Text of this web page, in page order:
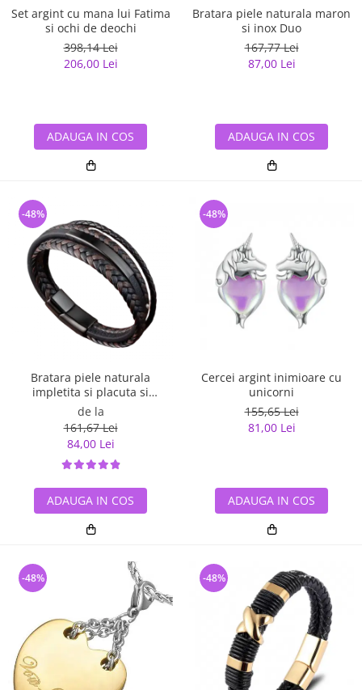
Set argint cu mana lui Fatima
si ochi de deochi
398,14 Lei
206,00 Lei
ADAUGA IN COS
Bratara piele naturala maron
si inox Duo
167,77 Lei
87,00 Lei
ADAUGA IN COS
Bratara piele naturala
impletita si placuta si
inchizatoare din inox
de la
161,67 Lei
84,00 Lei
-48%
ADAUGA IN COS
Cercei argint inimioare cu
unicorni
155,65 Lei
81,00 Lei
-48%
ADAUGA IN COS
-48% -48%